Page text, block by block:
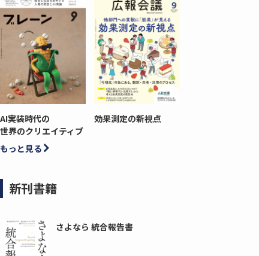
AI実装時代の
世界のクリエイティブ
効果測定の新視点
もっと見る
新刊書籍
さよなら 統合報告書